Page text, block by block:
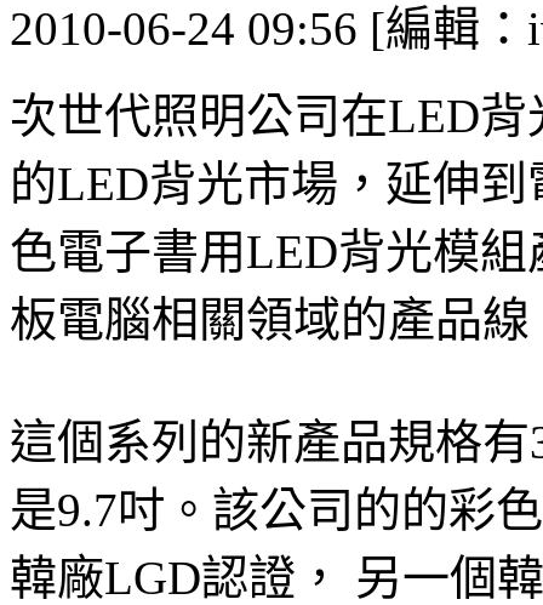
2010-06-24 09:56 [編輯：
次世代照明公司在LED
的LED背光市場，延伸
色電子書用LED背光模
板電腦相關領域的產品線
這個系列的新產品規格
是9.7吋。該公司的的彩
韓廠LGD認證， 另一個